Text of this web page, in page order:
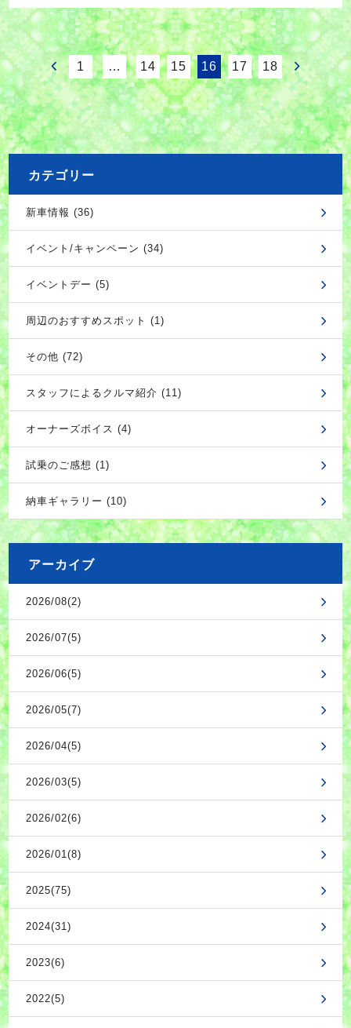
1 … 14 15 16 17 18
カテゴリー
新車情報 (36)
イベント/キャンペーン (34)
イベントデー (5)
周辺のおすすめスポット (1)
その他 (72)
スタッフによるクルマ紹介 (11)
オーナーズボイス (4)
試乗のご感想 (1)
納車ギャラリー (10)
アーカイブ
2026/08(2)
2026/07(5)
2026/06(5)
2026/05(7)
2026/04(5)
2026/03(5)
2026/02(6)
2026/01(8)
2025(75)
2024(31)
2023(6)
2022(5)